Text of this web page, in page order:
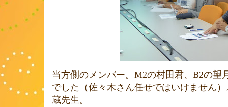
当方側のメンバー。 M2の村田君、 B2の望
でした（佐々木さん任せではいけません
蔵先生。